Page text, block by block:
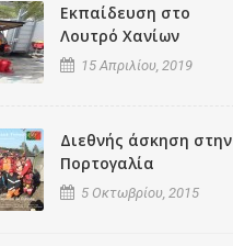
Εκπαίδευση στο
Λουτρό Χανίων
15 Απριλίου, 2019
Διεθνής άσκηση στην
Πορτογαλία
5 Οκτωβρίου, 2015